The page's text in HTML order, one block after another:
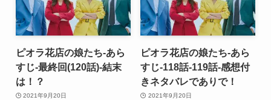
ピオラ花店の娘たち-あら
すじ-最終回(120話)-結末
は！？
2021年9月20日
ピオラ花店の娘たち-あら
すじ-118話-119話-感想付
きネタバレでありで！
2021年9月20日